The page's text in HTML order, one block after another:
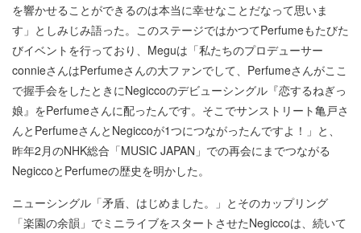
を響かせることができるのは本当に幸せなことだなって思いま
す」としみじみ語った。このステージではかつてPerfumeもたびた
びイベントを行っており、Meguは「私たちのプロデューサー
connieさんはPerfumeさんの大ファンでして、Perfumeさんがここ
で握手会をしたときにNegiccoのデビューシングル『恋するねぎっ
娘』をPerfumeさんに配ったんです。そこでサンストリート亀戸さ
んとPerfumeさんとNegiccoが1つにつながったんですよ！」と、
昨年2月のNHK総合「MUSIC JAPAN」での再会にまでつながる
NegiccoとPerfumeの歴史を明かした。
ニューシングル「矛盾、はじめました。」とそのカップリング
「楽園の余韻」でミニライブをスタートさせたNegiccoは、続いて